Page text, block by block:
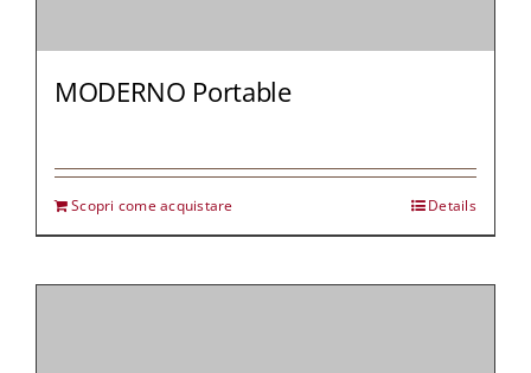
MODERNO Portable
Scopri come acquistare Details